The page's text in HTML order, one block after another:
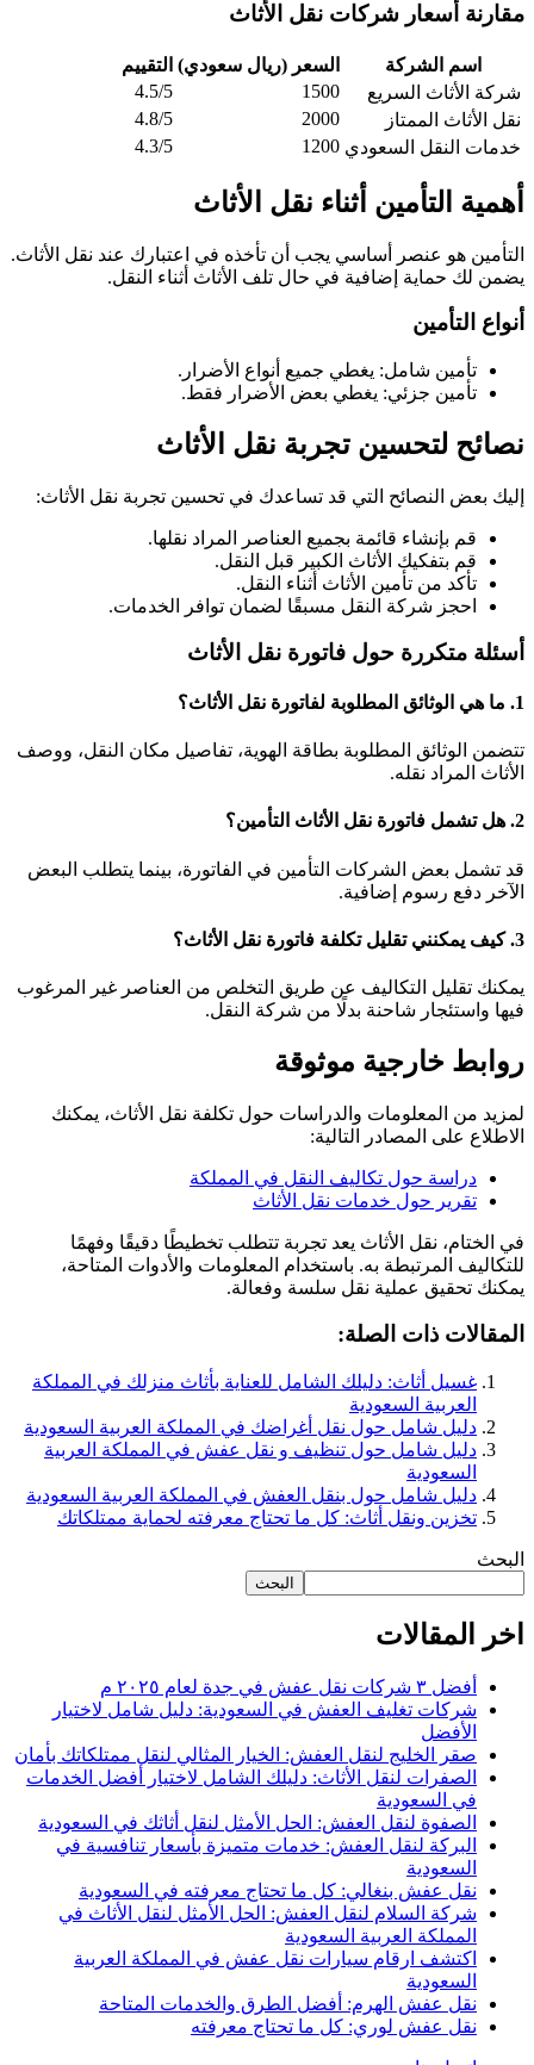
مقارنة أسعار شركات نقل الأثاث
اسم الشركة السعر (ريال سعودي) التقييم
شركة الأثاث السريع
1500
4.5/5
نقل الأثاث الممتاز
2000
4.8/5
خدمات النقل السعودي 1200
4.3/5
أهمية التأمين أثناء نقل الأثاث
التأمين هو عنصر أساسي يجب أن تأخذه في اعتبارك عند نقل الأثاث.
يضمن لك حماية إضافية في حال تلف الأثاث أثناء النقل.
أنواع التأمين
تأمين شامل: يغطي جميع أنواع الأضرار.
تأمين جزئي: يغطي بعض الأضرار فقط.
نصائح لتحسين تجربة نقل الأثاث
إليك بعض النصائح التي قد تساعدك في تحسين تجربة نقل الأثاث:
قم بإنشاء قائمة بجميع العناصر المراد نقلها.
قم بتفكيك الأثاث الكبير قبل النقل.
تأكد من تأمين الأثاث أثناء النقل.
احجز شركة النقل مسبقًا لضمان توافر الخدمات.
أسئلة متكررة حول فاتورة نقل الأثاث
1. ما هي الوثائق المطلوبة لفاتورة نقل الأثاث؟
تتضمن الوثائق المطلوبة بطاقة الهوية، تفاصيل مكان النقل، ووصف
الأثاث المراد نقله.
2. هل تشمل فاتورة نقل الأثاث التأمين؟
قد تشمل بعض الشركات التأمين في الفاتورة، بينما يتطلب البعض
الآخر دفع رسوم إضافية.
3. كيف يمكنني تقليل تكلفة فاتورة نقل الأثاث؟
يمكنك تقليل التكاليف عن طريق التخلص من العناصر غير المرغوب
فيها واستئجار شاحنة بدلًا من شركة النقل.
روابط خارجية موثوقة
لمزيد من المعلومات والدراسات حول تكلفة نقل الأثاث، يمكنك
الاطلاع على المصادر التالية:
دراسة حول تكاليف النقل في المملكة
تقرير حول خدمات نقل الأثاث
في الختام، نقل الأثاث يعد تجربة تتطلب تخطيطًا دقيقًا وفهمًا
للتكاليف المرتبطة به. باستخدام المعلومات والأدوات المتاحة،
يمكنك تحقيق عملية نقل سلسة وفعالة.
المقالات ذات الصلة:
غسيل أثاث: دليلك الشامل للعناية بأثاث منزلك في المملكة
العربية السعودية
دليل شامل حول نقل أغراضك في المملكة العربية السعودية
دليل شامل حول تنظيف و نقل عفش في المملكة العربية
السعودية
دليل شامل حول بنقل العفش في المملكة العربية السعودية
تخزين ونقل أثاث: كل ما تحتاج معرفته لحماية ممتلكاتك
البحث
البحث
اخر المقالات
أفضل ٣ شركات نقل عفش في جدة لعام ٢٠٢٥ م
شركات تغليف العفش في السعودية: دليل شامل لاختيار
الأفضل
صقر الخليج لنقل العفش: الخيار المثالي لنقل ممتلكاتك بأمان
الصفرات لنقل الأثاث: دليلك الشامل لاختيار أفضل الخدمات
في السعودية
الصفوة لنقل العفش: الحل الأمثل لنقل أثاثك في السعودية
البركة لنقل العفش: خدمات متميزة بأسعار تنافسية في
السعودية
نقل عفش بنغالي: كل ما تحتاج معرفته في السعودية
شركة السلام لنقل العفش: الحل الأمثل لنقل الأثاث في
المملكة العربية السعودية
اكتشف ارقام سيارات نقل عفش في المملكة العربية
السعودية
نقل عفش الهرم: أفضل الطرق والخدمات المتاحة
نقل عفش لوري: كل ما تحتاج معرفته